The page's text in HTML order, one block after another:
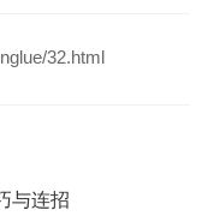
32.html
与连招